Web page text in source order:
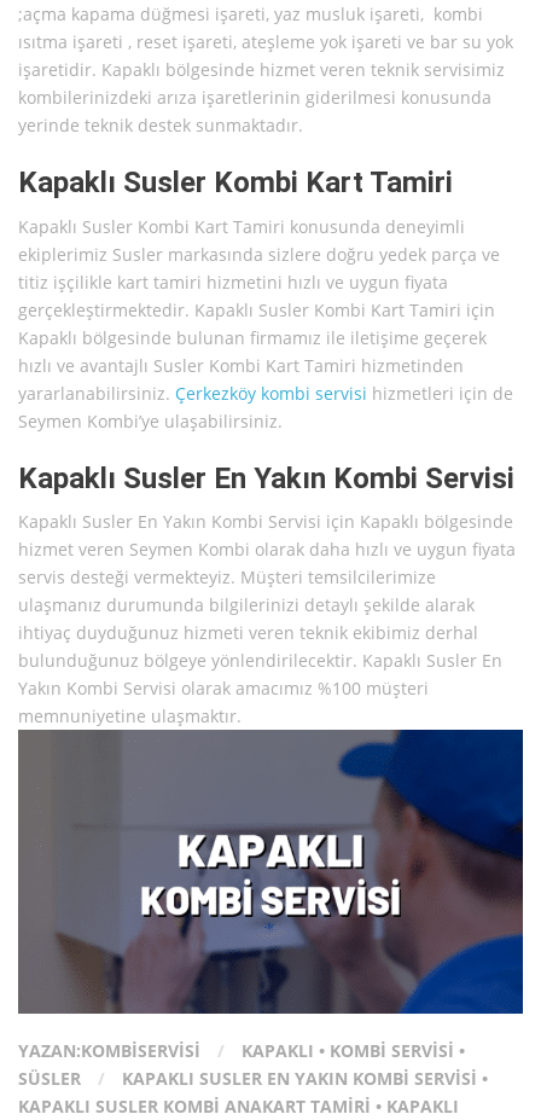
;açma kapama düğmesi işareti, yaz musluk işareti, kombi
ısıtma işareti , reset işareti, ateşleme yok işareti ve bar su yok
işaretidir. Kapaklı bölgesinde hizmet veren teknik servisimiz
kombilerinizdeki arıza işaretlerinin giderilmesi konusunda
yerinde teknik destek sunmaktadır.
Kapaklı Susler Kombi Kart Tamiri
Kapaklı Susler Kombi Kart Tamiri konusunda deneyimli
ekiplerimiz Susler markasında sizlere doğru yedek parça ve
titiz işçilikle kart tamiri hizmetini hızlı ve uygun fiyata
gerçekleştirmektedir. Kapaklı Susler Kombi Kart Tamiri için
Kapaklı bölgesinde bulunan firmamız ile iletişime geçerek
hızlı ve avantajlı Susler Kombi Kart Tamiri hizmetinden
yararlanabilirsiniz. Çerkezköy kombi servisi hizmetleri için de
Seymen Kombi’ye ulaşabilirsiniz.
Kapaklı Susler En Yakın Kombi Servisi
Kapaklı Susler En Yakın Kombi Servisi için Kapaklı bölgesinde
hizmet veren Seymen Kombi olarak daha hızlı ve uygun fiyata
servis desteği vermekteyiz. Müşteri temsilcilerimize
ulaşmanız durumunda bilgilerinizi detaylı şekilde alarak
ihtiyaç duyduğunuz hizmeti veren teknik ekibimiz derhal
bulunduğunuz bölgeye yönlendirilecektir. Kapaklı Susler En
Yakın Kombi Servisi olarak amacımız %100 müşteri
memnuniyetine ulaşmaktır.
YAZAN:KOMBISERVISI / KAPAKLI • KOMBI SERVISI •
SÜSLER
/ KAPAKLI SUSLER EN YAKIN KOMBI SERVISI •
KAPAKLI SUSLER KOMBI ANAKART TAMIRI • KAPAKLI